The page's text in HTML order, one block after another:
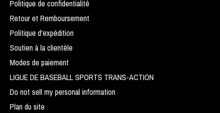
Politique de confidentialité
Retour et Remboursement
Politique d'expédition
Soutien à la clientèle
Modes de paiement
LIGUE DE BASEBALL SPORTS TRANS-ACTION
Do not sell my personal information
Plan du site